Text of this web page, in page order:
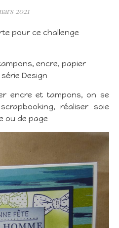
2021
pour ce challenge
encre, papier
Design
encre et tampons, on se
réaliser soie
ou de page